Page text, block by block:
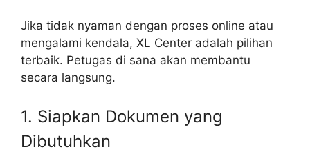
Jika tidak nyaman dengan proses online atau
mengalami kendala, XL Center adalah pilihan
terbaik. Petugas di sana akan membantu
secara langsung.
1. Siapkan Dokumen yang
Dibutuhkan